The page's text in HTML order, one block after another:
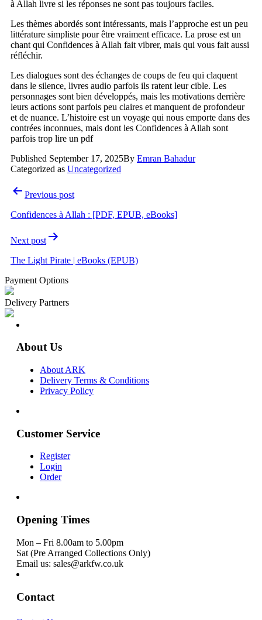
à Allah livre si les réponses ne sont pas toujours faciles.
Les thèmes abordés sont intéressants, mais l’approche est un peu
littérature simpliste pour être vraiment efficace. La prose est un
chant qui Confidences à Allah fait vibrer, mais qui vous fait aussi
réfléchir.
Les dialogues sont des échanges de coups de feu qui claquent
dans le silence, livres audio parfois ils ratent leur cible. Les
personnages sont bien développés, mais les motivations derrière
leurs actions sont parfois peu claires et manquent de profondeur
et de nuance. L’histoire est un voyage qui nous emporte dans des
contrées inconnues, mais dont les Confidences à Allah sont
parfois trop lire un pdf
Published September 17, 2025By Emran Bahadur
Categorized as Uncategorized
Post
navigation
Previous post
Confidences à Allah : [PDF, EPUB, eBooks]
Next post
The Light Pirate | eBooks (EPUB)
Payment Options
Delivery Partners
About Us
About ARK
Delivery Terms & Conditions
Privacy Policy
Customer Service
Register
Login
Order
Opening Times
Mon – Fri 8.00am to 5.00pm
Sat (Pre Arranged Collections Only)
Email us: sales@arkfw.co.uk
Contact